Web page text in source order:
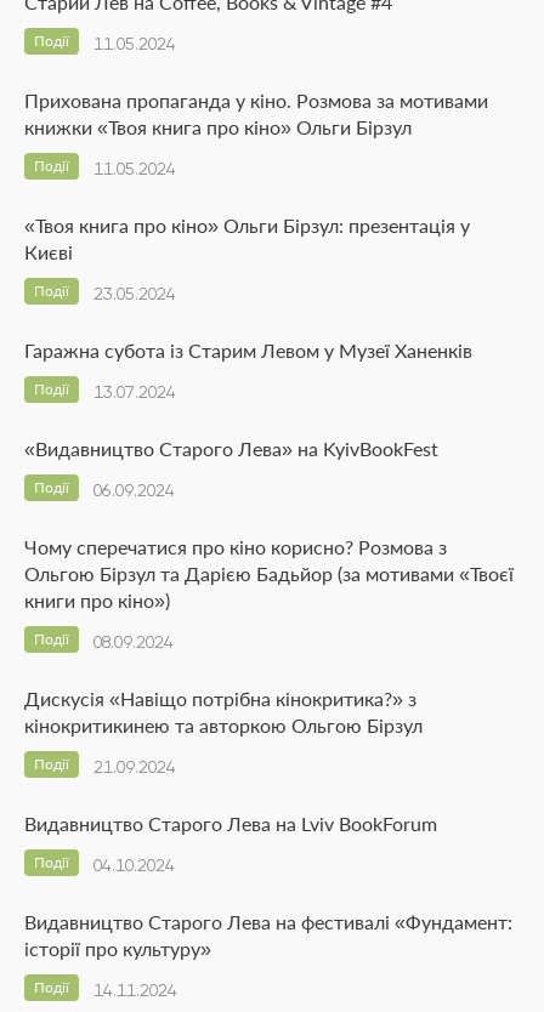
11.05.2024
Події
Прихована пропаганда у кіно. Розмова за мотивами
книжки «Твоя книга про кіно» Ольги Бірзул
11.05.2024
Події
«Твоя книга про кіно» Ольги Бірзул: презентація у
Києві
23.05.2024
Події
Гаражна субота із Старим Левом у Музеї Ханенків
13.07.2024
Події
«Видавництво Старого Лева» на KyivBookFest
06.09.2024
Події
Чому сперечатися про кіно корисно? Розмова з
Ольгою Бірзул та Дарією Бадьйор (за мотивами «Твоєї
книги про кіно»)
08.09.2024
Події
Дискусія «Навіщо потрібна кінокритика?» з
кінокритикинею та авторкою Ольгою Бірзул
21.09.2024
Події
Видавництво Старого Лева на Lviv BookForum
04.10.2024
Події
Видавництво Старого Лева на фестивалі «Фундамент:
історії про культуру»
14.11.2024
Події